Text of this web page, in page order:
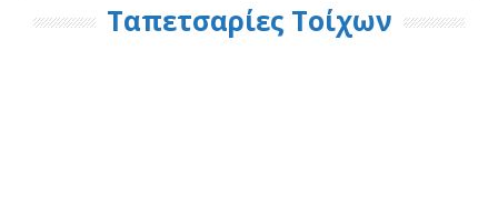
Ταπετσαρίες Τοίχων